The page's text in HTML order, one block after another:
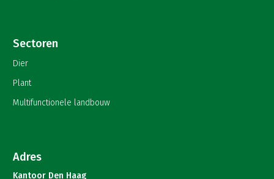
Sectoren
Dier
Plant
Multifunctionele landbouw
Adres
Kantoor Den Haag